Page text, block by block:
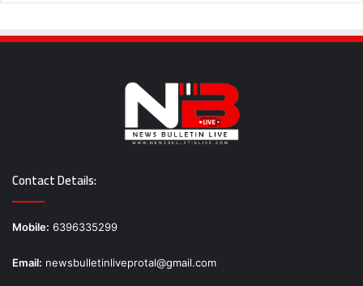
Contact Details:
Mobile: 6396335299
Email: newsbulletinliveprotal@gmail.com